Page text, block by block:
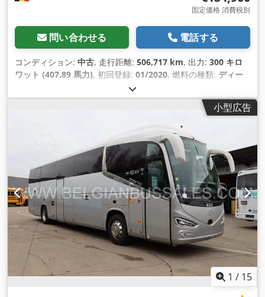
固定価格 消費税別
問い合わせる 電話する
コンディション: 中古, 走行距離: 506,717 km, 出力: 300 キロ
ワット (407.89 馬力), 初回登録: 01/2020, 燃料の種類: ディー
オートマチック
ロ6, 色:その他, ブレーキ:リターダ, 製造年:2020, 装備:
ABS（アンチロック・ブレーキ・システム）, エアコン, クルー
小型広告
1 / 15